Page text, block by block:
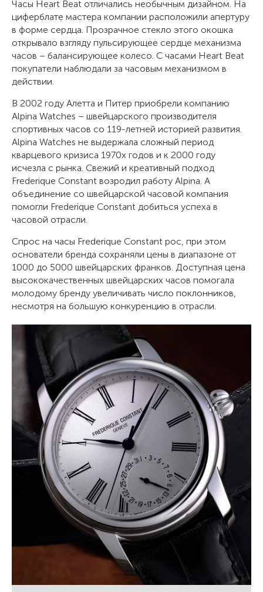
Часы Heart Beat отличались необычным дизайном. На
циферблате мастера компании расположили апертуру
в форме сердца. Прозрачное стекло этого окошка
открывало взгляду пульсирующее сердце механизма
часов – балансирующее колесо. С часами Heart Beat
покупатели наблюдали за часовым механизмом в
действии.
В 2002 году Алетта и Питер приобрели компанию
Alpina Watches – швейцарского производителя
спортивных часов со 119-летней историей развития.
Alpina Watches не выдержала сложный период
кварцевого кризиса 1970х годов и к 2000 году
исчезла с рынка. Свежий и креативный подход
Frederique Constant возродил работу Alpina. А
объединение со швейцарской часовой компания
помогли Frederique Constant добиться успеха в
часовой отрасли.
Спрос на часы Frederique Constant рос, при этом
основатели бренда сохраняли цены в диапазоне от
1000 до 5000 швейцарских франков. Доступная цена
высококачественных швейцарских часов помогала
молодому бренду увеличивать число поклонников,
несмотря на большую конкуренцию в отрасли.